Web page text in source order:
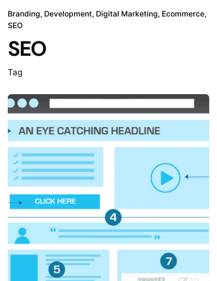
Branding Development Digital Marketing Ecommerce
SEO
SEO
Tag